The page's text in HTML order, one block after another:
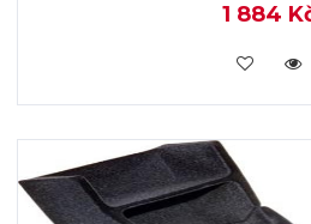
1 884
KOUPIT